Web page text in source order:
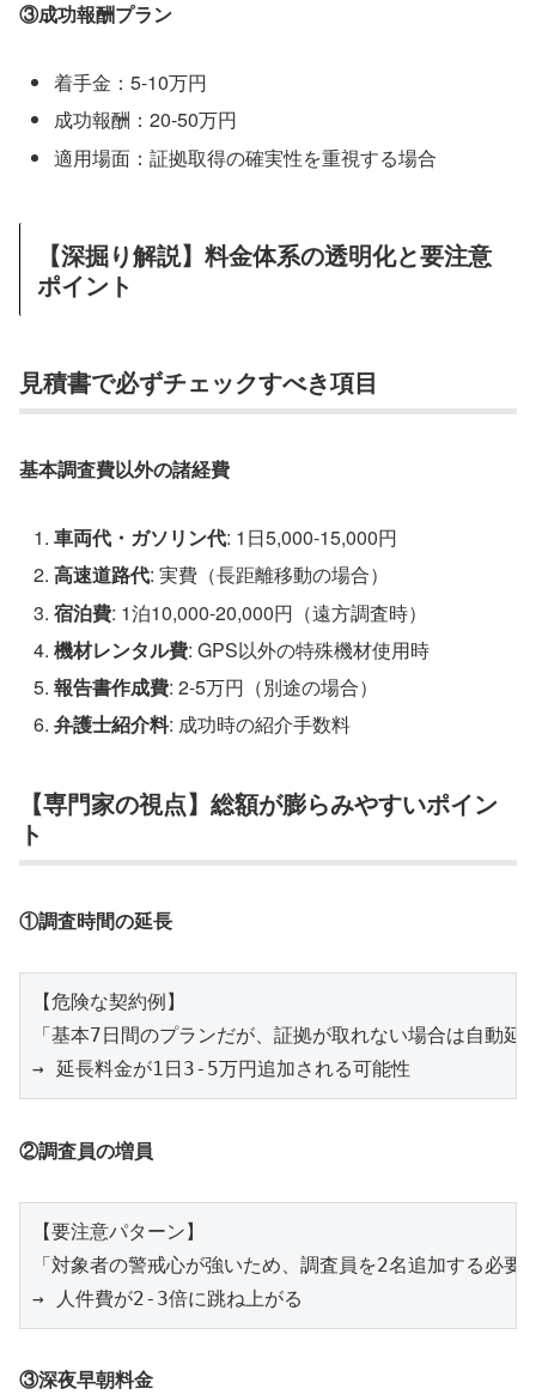
③成功報酬プラン
着手金：5-10万円
成功報酬：20-50万円
適用場面：証拠取得の確実性を重視する場合
【深掘り解説】料金体系の透明化と要注意
ポイント
見積書で必ずチェックすべき項目
基本調査費以外の諸経費
車両代・ガソリン代: 1日5,000-15,000円
高速道路代: 実費（長距離移動の場合）
宿泊費: 1泊10,000-20,000円（遠方調査時）
機材レンタル費: GPS以外の特殊機材使用時
報告書作成費: 2-5万円（別途の場合）
弁護士紹介料: 成功時の紹介手数料
【専門家の視点】総額が膨らみやすいポイン
ト
①調査時間の延長
【危険な契約例】
「基本7日間のプランだが、証拠が取れない場合は自動延
②調査員の増員
【要注意パターン】
「対象者の警戒心が強いため、調査員を2名追加する必要
③深夜早朝料金